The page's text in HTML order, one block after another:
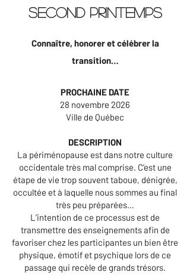
SECOND PRINTEMPS
Connaître, honorer et célébrer la
transition…
PROCHAINE DATE
28 novembre 2026
Ville de Québec
DESCRIPTION
La périménopause est dans notre culture
occidentale très mal comprise. C’est une
étape de vie trop souvent taboue, dénigrée,
occultée et à laquelle nous sommes au final
très peu préparées…
L’intention de ce processus est de
transmettre des enseignements afin de
favoriser chez les participantes un bien être
physique, émotif et psychique lors de ce
passage qui recèle de grands trésors.